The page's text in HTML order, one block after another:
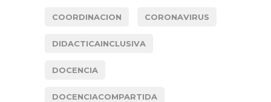
COORDINACION CORONAVIRUS
DIDACTICAINCLUSIVA
DOCENCIA
DOCENCIACOMPARTIDA